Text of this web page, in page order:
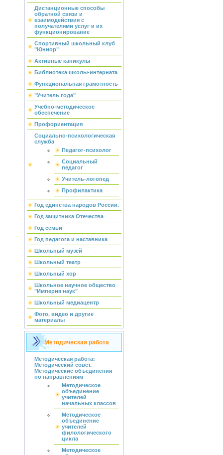
Дистанционные способы
обратной связи и
взаимодействия с
получателями услуг и их
функционирование
Спортивный школьный клуб
"Юниор"
Активные каникулы
Библиотека школы-интерната
Функциональная грамотность
"Учитель года"
Учебно-методическое
обеспечение
Профориентация
Социально-психологическая
служба
Педагог-психолог
Социальный
педагог
Учитель-логопед
Профилактика
Год единства народов России.
Год защитника Отечества
Год семьи
Год педагога и наставника
Школьный музей
Школьный театр
Школьный хор
Школьное научное общество
"Империя наук"
Школьный медиацентр
Фото, видео и другие
материалы
Методическая работа
Методическая работа:
Методический совет.
Методические объединения
по направлениям
Методическое
объединение
учителей
начальных классов
Методическое
объединение
учителей
филологического
цикла
Методическое